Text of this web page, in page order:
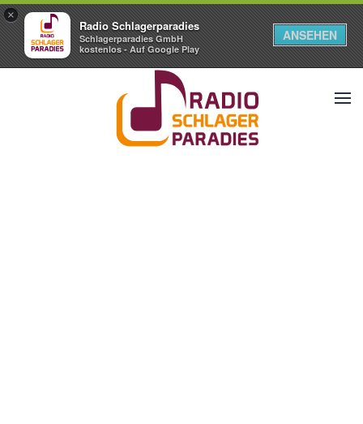
×
Radio Schlagerparadies
Schlagerparadies GmbH
kostenlos - Auf Google Play
ANSEHEN